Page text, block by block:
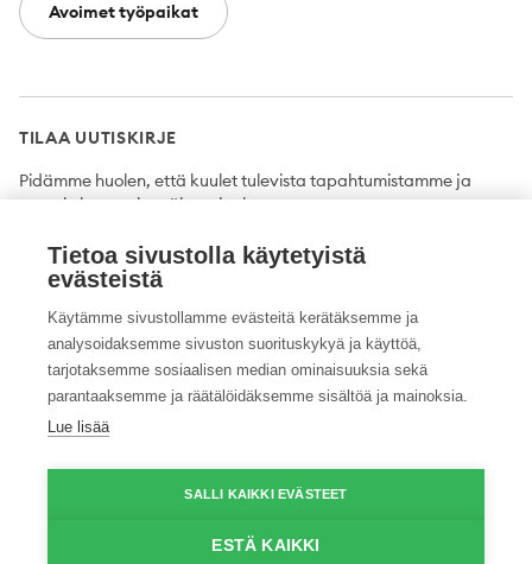
Avoimet työpaikat
TILAA UUTISKIRJE
Pidämme huolen, että kuulet tulevista tapahtumistamme ja
uutuuksista ensimmäisten joukossa.
Tilaa
Twitter FacebookYouTubeInstagramLinkedIn
© 2026 ProAgria. Kaikki oikeudet pidätetään.
Tietoa sivustolla käytetyistä
evästeistä
Käytämme sivustollamme evästeitä kerätäksemme ja
analysoidaksemme sivuston suorituskykyä ja käyttöä,
tarjotaksemme sosiaalisen median ominaisuuksia sekä
parantaaksemme ja räätälöidäksemme sisältöä ja mainoksia.
Lue lisää
SALLI KAIKKI EVÄSTEET
ESTÄ KAIKKI